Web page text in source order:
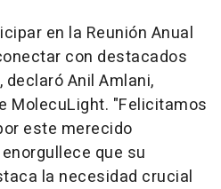
en la Reunión Anual
con destacados
Anil Amlani,
MolecuLight. "Felicitamos
este merecido
que su
la necesidad crucial